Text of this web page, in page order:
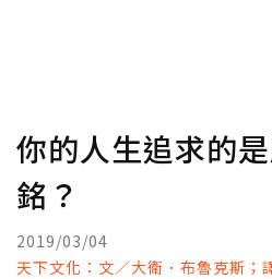
你的人生追求的
銘？
2019/03/04
天下文化：文／大衛．布魯克斯；